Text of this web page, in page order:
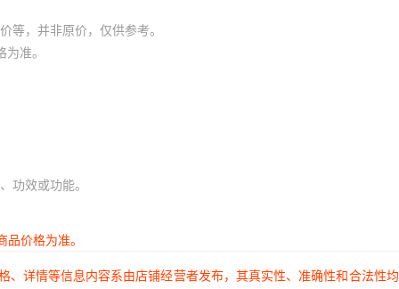
等，并非原价，仅供参考。
准。
功效或功能。
价格为准。
详情等信息内容系由店铺经营者发布，其真实性、准确性和合法性